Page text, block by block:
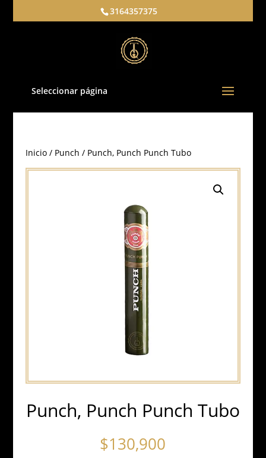
3164357375
Seleccionar página
Inicio/ Punch / Punch, Punch Punch Tubo
Punch, Punch Punch Tubo
$130,900